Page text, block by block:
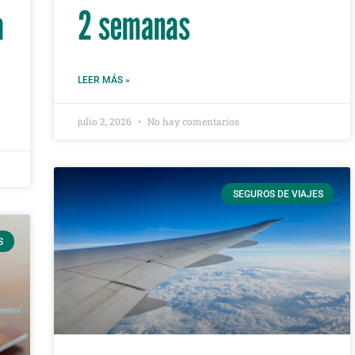
2 semanas
LEER MÁS »
julio 2, 2026 No hay comentarios
SEGUROS DE VIAJES